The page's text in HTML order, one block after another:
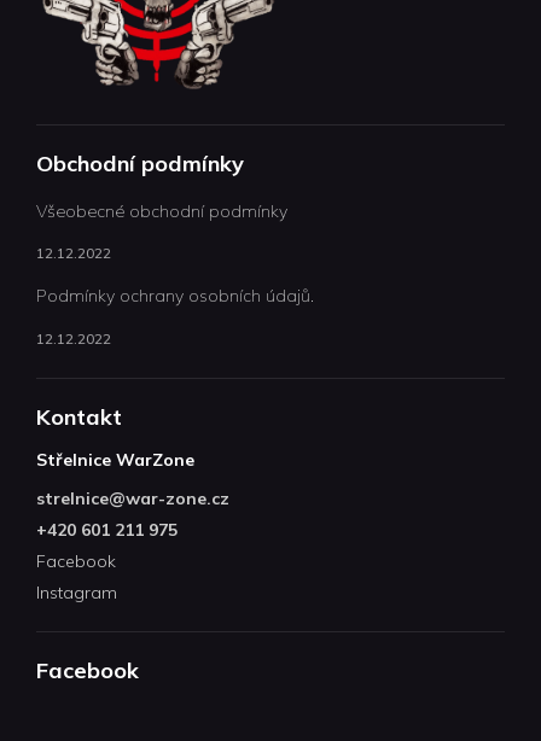
Obchodní podmínky
Všeobecné obchodní podmínky
12.12.2022
Podmínky ochrany osobních údajů.
12.12.2022
Kontakt
Střelnice WarZone
strelnice@war-zone.cz
+420 601 211 975
Facebook
Instagram
Facebook